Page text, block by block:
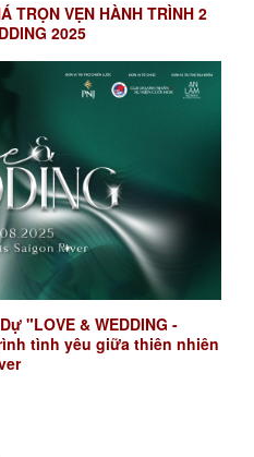
TRỌN VẸN HÀNH TRÌNH 2
2025
"LOVE & WEDDING -
tình yêu giữa thiên nhiên